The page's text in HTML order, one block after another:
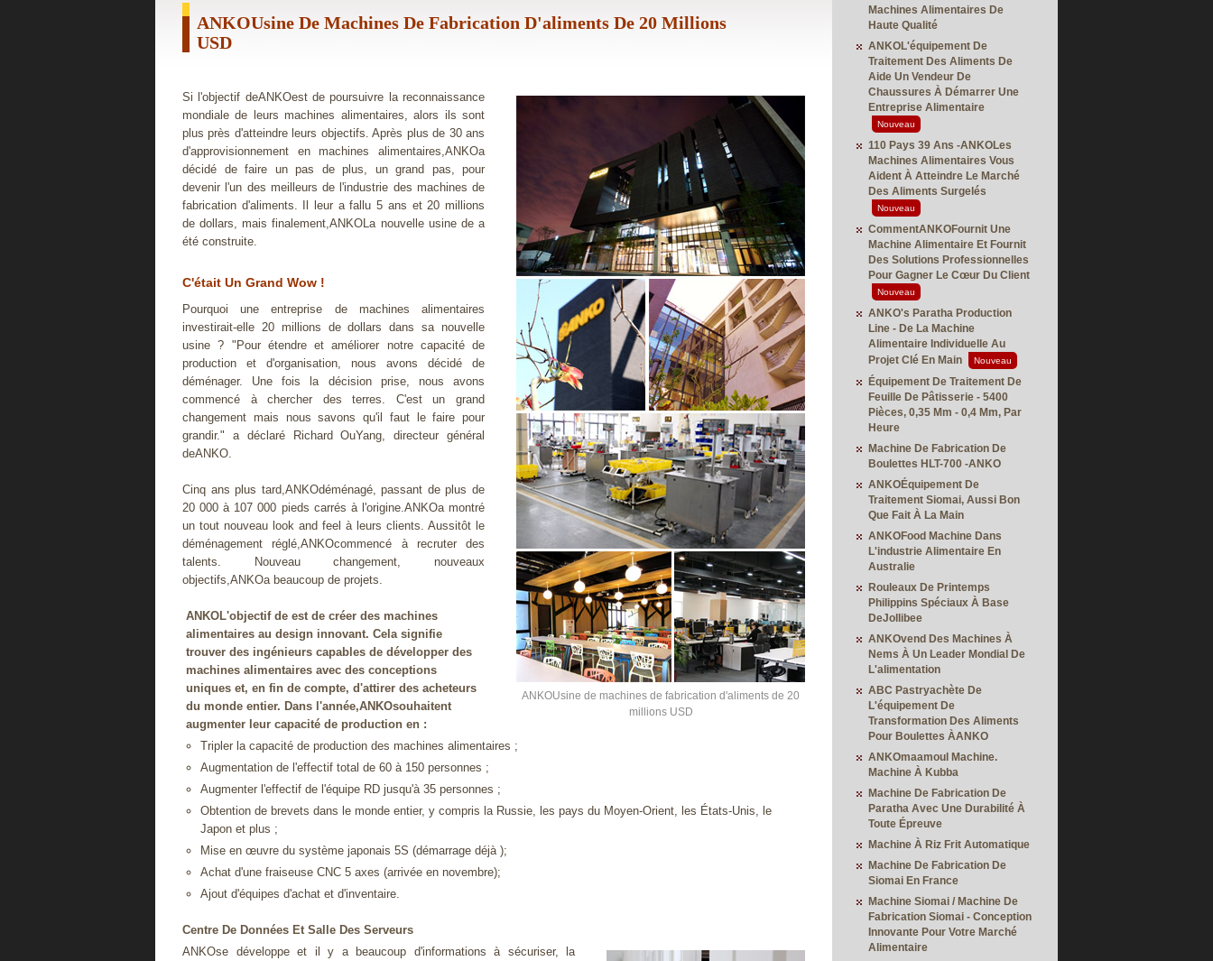
ANKOUsine De Machines De Fabrication D'aliments De 20 Millions
USD
ANKOUsine de machines de fabrication d'aliments de 20
millions USD
Si l'objectif deANKOest de poursuivre la reconnaissance
mondiale de leurs machines alimentaires, alors ils sont
plus près d'atteindre leurs objectifs. Après plus de 30 ans
d'approvisionnement en machines alimentaires,ANKOa
décidé de faire un pas de plus, un grand pas, pour
devenir l'un des meilleurs de l'industrie des machines de
fabrication d'aliments. Il leur a fallu 5 ans et 20 millions
de dollars, mais finalement,ANKOLa nouvelle usine de a
été construite.
C'était Un Grand Wow !
Pourquoi une entreprise de machines alimentaires
investirait-elle 20 millions de dollars dans sa nouvelle
usine ? "Pour étendre et améliorer notre capacité de
production et d'organisation, nous avons décidé de
déménager. Une fois la décision prise, nous avons
commencé à chercher des terres. C'est un grand
changement mais nous savons qu'il faut le faire pour
grandir." a déclaré Richard OuYang, directeur général
deANKO.
Cinq ans plus tard,ANKOdéménagé, passant de plus de
20 000 à 107 000 pieds carrés à l'origine.ANKOa montré
un tout nouveau look and feel à leurs clients. Aussitôt le
déménagement réglé,ANKOcommencé à recruter des
talents. Nouveau changement, nouveaux
objectifs,ANKOa beaucoup de projets.
ANKOL'objectif de est de créer des machines
alimentaires au design innovant. Cela signifie
trouver des ingénieurs capables de développer des
machines alimentaires avec des conceptions
uniques et, en fin de compte, d'attirer des acheteurs
du monde entier. Dans l'année,ANKOsouhaitent
augmenter leur capacité de production en :
Tripler la capacité de production des machines alimentaires ;
Augmentation de l'effectif total de 60 à 150 personnes ;
Augmenter l'effectif de l'équipe RD jusqu'à 35 personnes ;
Obtention de brevets dans le monde entier, y compris la Russie, les pays du Moyen-Orient, les États-Unis, le
Japon et plus ;
Mise en œuvre du système japonais 5S (démarrage déjà );
Achat d'une fraiseuse CNC 5 axes (arrivée en novembre);
Ajout d'équipes d'achat et d'inventaire.
Centre De Données Et Salle Des Serveurs
ANKOse développe et il y a beaucoup d'informations à sécuriser, la
Machines Alimentaires De
Haute Qualité
ANKOL'équipement De
Traitement Des Aliments De
Aide Un Vendeur De
Chaussures À Démarrer Une
Entreprise Alimentaire
Nouveau
110 Pays 39 Ans -ANKOLes
Machines Alimentaires Vous
Aident À Atteindre Le Marché
Des Aliments Surgelés
Nouveau
CommentANKOFournit Une
Machine Alimentaire Et Fournit
Des Solutions Professionnelles
Pour Gagner Le Cœur Du Client
Nouveau
ANKO's Paratha Production
Line - De La Machine
Alimentaire Individuelle Au
Projet Clé En Main
Nouveau
Équipement De Traitement De
Feuille De Pâtisserie - 5400
Pièces, 0,35 Mm - 0,4 Mm, Par
Heure
Machine De Fabrication De
Boulettes HLT-700 -ANKO
ANKOÉquipement De
Traitement Siomai, Aussi Bon
Que Fait À La Main
ANKOFood Machine Dans
L'industrie Alimentaire En
Australie
Rouleaux De Printemps
Philippins Spéciaux À Base
DeJollibee
ANKOvend Des Machines À
Nems À Un Leader Mondial De
L'alimentation
ABC Pastryachète De
L'équipement De
Transformation Des Aliments
Pour Boulettes ÀANKO
ANKOmaamoul Machine.
Machine À Kubba
Machine De Fabrication De
Paratha Avec Une Durabilité À
Toute Épreuve
Machine À Riz Frit Automatique
Machine De Fabrication De
Siomai En France
Machine Siomai / Machine De
Fabrication Siomai - Conception
Innovante Pour Votre Marché
Alimentaire